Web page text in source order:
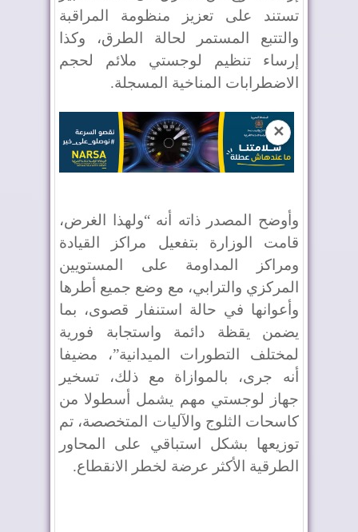
تستند على تعزيز منظومة المراقبة
والتتبع المستمر لحالة الطرق، وكذا
إرساء تنظيم لوجستي ملائم لحجم
الاضطرابات المناخية المسجلة.
✕
وأوضح المصدر ذاته أنه “ولهذا الغرض،
قامت الوزارة بتفعيل مراكز القيادة
ومراكز المداومة على المستويين
المركزي والترابي، مع وضع جميع أطرها
وأعوانها في حالة استنفار قصوى، بما
يضمن يقظة دائمة واستجابة فورية
لمختلف التطورات الميدانية”، مضيفا
أنه جرى، بالموازاة مع ذلك، تسخير
جهاز لوجستي مهم يشمل أسطولا من
كاسحات الثلوج والآليات المتخصصة، تم
توزيعها بشكل استباقي على المحاور
الطرقية الأكثر عرضة لخطر الانقطاع.